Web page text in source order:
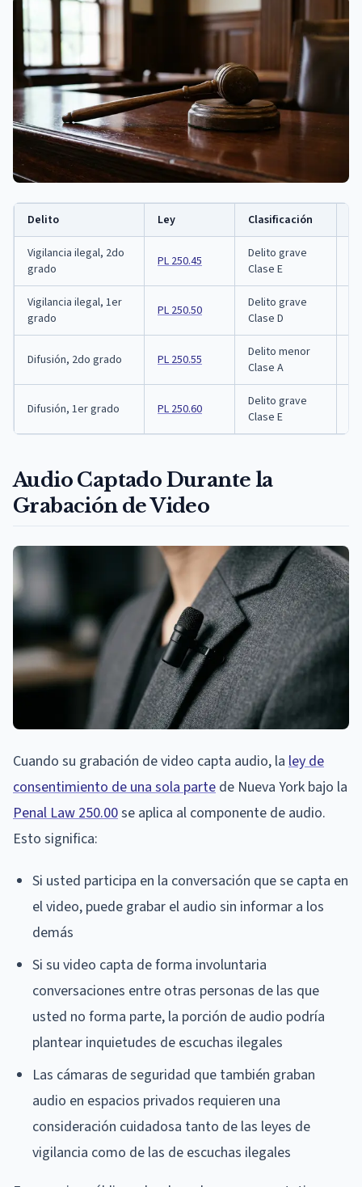
Delito Ley Clasificación
Vigilancia ilegal, 2do
grado
PL 250.45
Delito grave
Clase E
Vigilancia ilegal, 1er
grado
PL 250.50
Delito grave
Clase D
Difusión, 2do grado PL 250.55
Delito menor
Clase A
Difusión, 1er grado PL 250.60
Delito grave
Clase E
Audio Captado Durante la
Grabación de Video
Cuando su grabación de video capta audio, la ley de
consentimiento de una sola parte de Nueva York bajo la
Penal Law 250.00se aplica al componente de audio.
Esto significa:
Si usted participa en la conversación que se capta en
el video, puede grabar el audio sin informar a los
demás
Si su video capta de forma involuntaria
conversaciones entre otras personas de las que
usted no forma parte, la porción de audio podría
plantear inquietudes de escuchas ilegales
Las cámaras de seguridad que también graban
audio en espacios privados requieren una
consideración cuidadosa tanto de las leyes de
vigilancia como de las de escuchas ilegales